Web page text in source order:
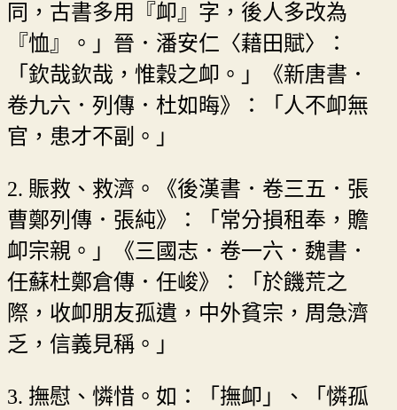
同，古書多用『卹』字，後人多改為
『恤』。」晉．潘安仁〈藉田賦〉：
「欽哉欽哉，惟穀之卹。」《新唐書．
卷九六．列傳．杜如晦》：「人不卹無
官，患才不副。」
2. 賑救、救濟。《後漢書．卷三五．張
曹鄭列傳．張純》：「常分損租奉，贍
卹宗親。」《三國志．卷一六．魏書．
任蘇杜鄭倉傳．任峻》：「於饑荒之
際，收卹朋友孤遺，中外貧宗，周急濟
乏，信義見稱。」
3. 撫慰、憐惜。如：「撫卹」、「憐孤